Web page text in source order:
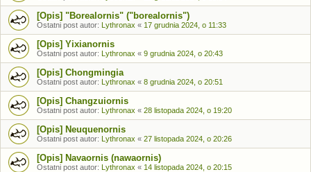
[Opis] "Borealornis" ("borealornis")
Ostatni post autor: Lythronax « 17 grudnia 2024, o 11:33
[Opis] Yixianornis
Ostatni post autor: Lythronax « 9 grudnia 2024, o 20:43
[Opis] Chongmingia
Ostatni post autor: Lythronax « 8 grudnia 2024, o 20:51
[Opis] Changzuiornis
Ostatni post autor: Lythronax « 28 listopada 2024, o 19:20
[Opis] Neuquenornis
Ostatni post autor: Lythronax « 27 listopada 2024, o 20:26
[Opis] Navaornis (nawaornis)
Ostatni post autor: Lythronax « 14 listopada 2024, o 20:15